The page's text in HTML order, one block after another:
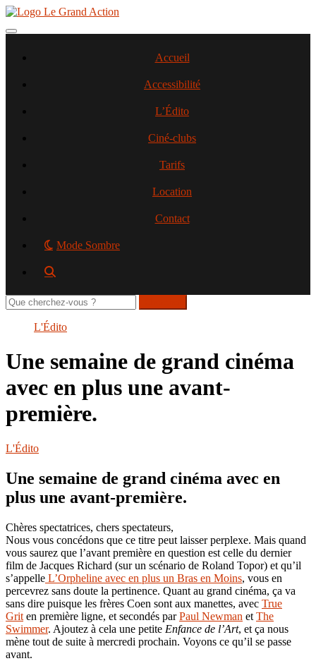
Aller
contenu
Toggle navigation
Accueil
Accessibilité
L’Édito
Ciné-clubs
Tarifs
Location
Contact
Mode Sombre
Rechercher
sur
L'Édito
Une semaine de grand cinéma
avec en plus une avant-
première.
L'Édito
Une semaine de grand cinéma avec en
plus une avant-première.
Chères spectatrices, chers spectateurs,
Nous vous concédons que ce titre peut laisser perplexe. Mais quand
vous saurez que l’avant première en question est celle du dernier
film de Jacques Richard (sur un scénario de Roland Topor) et qu’il
s’appelle L’Orpheline avec en plus un Bras en Moins, vous en
percevrez sans doute la pertinence. Quant au grand cinéma, ça va
sans dire puisque les frères Coen sont aux manettes, avec True
Grit en première ligne, et secondés parPaul Newman et The
Swimmer. Ajoutez à cela une petite Enfance de l’Art, et ça nous
mène tout de suite à mercredi prochain. Voyons ce qu’il se passe
avant.